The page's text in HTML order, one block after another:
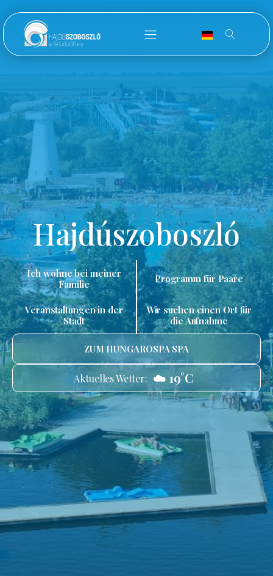
Hajdúszoboszló
Ich wohne bei meiner
Familie
Programm für Paare
Veranstaltungen in der
Stadt
Wir suchen einen Ort für
die Aufnahme
ZUM HUNGAROSPA SPA
Aktuelles Wetter: ☁️ 19°C